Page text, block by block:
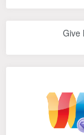
Give